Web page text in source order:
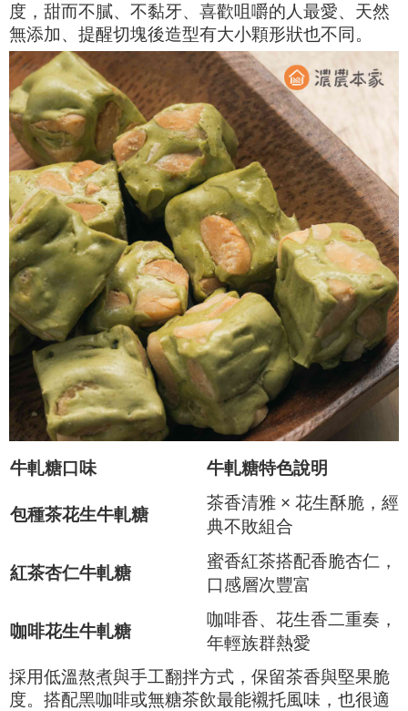
度，甜而不膩、不黏牙、喜歡咀嚼的人最愛、天然
無添加、提醒切塊後造型有大小顆形狀也不同。
牛軋糖口味 牛軋糖特色說明
包種茶花生牛軋糖
茶香清雅 × 花生酥脆，經
典不敗組合
紅茶杏仁牛軋糖
蜜香紅茶搭配香脆杏仁，
口感層次豐富
咖啡花生牛軋糖
咖啡香、花生香二重奏，
年輕族群熱愛
採用低溫熬煮與手工翻拌方式，保留茶香與堅果脆
度。搭配黑咖啡或無糖茶飲最能襯托風味，也很適